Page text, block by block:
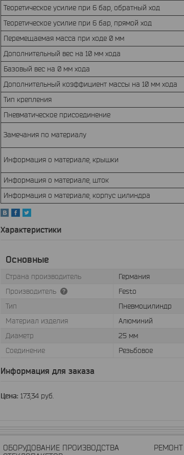
Теоретическое усилие при 6 бар, обратный ход
Теоретическое усилие при 6 бар, прямой ход
Перемещаемая масса при ходе 0 мм
Дополнительный вес на 10 мм хода
Базовый вес на 0 мм хода
Дополнительный коэффициент массы на 10 мм хода
Тип крепления
Пневматическое присоединение
Замечания по материалу
Информация о материале, крышки
Информация о материале, шток
Информация о материале, корпус цилиндра
Характеристики
Основные
Страна производитель
Германия
Производитель
Festo
Тип
Пневмоцилиндр
Материал изделия
Алюминий
Диаметр
25 мм
Соединение
Резьбовое
Информация для заказа
Цена: 173,34 руб.
ОБОРУДОВАНИЕ ПРОИЗВОДСТВА